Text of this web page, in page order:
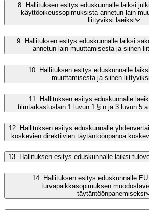
8. Hallituksen esitys eduskunnalle laiksi
käyttöoikeussopimuksista annetun lain
liittyviksi laeiksi
9. Hallituksen esitys eduskunnalle laiksi
annetun lain muuttamisesta ja siihen
10. Hallituksen esitys eduskunnalle
muuttamisesta ja siihen
11.
Hallituksen esitys eduskunnalle
tilintarkastuslain 1 luvun 1 §:n ja 3 luvun 5
12. Hallituksen esitys eduskunnalle
koskevien direktiivien täytäntöönpanoa
13. Hallituksen esitys eduskunnalle laiksi
14.
Hallituksen esitys eduskunnalle
turvapaikkasopimuksen
täytäntöönpanemiseksi